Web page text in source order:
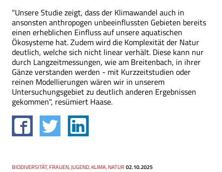
"Unsere Studie zeigt, dass der Klimawandel auch in
ansonsten anthropogen unbeeinflussten Gebieten bereits
einen erheblichen Einfluss auf unsere aquatischen
Ökosysteme hat. Zudem wird die Komplexität der Natur
deutlich, welche sich nicht linear verhält. Diese kann nur
durch Langzeitmessungen, wie am Breitenbach, in ihrer
Gänze verstanden werden - mit Kurzzeitstudien oder
reinen Modellierungen wären wir in unserem
Untersuchungsgebiet zu deutlich anderen Ergebnissen
gekommen", resümiert Haase.
Thema
BIODIVERSITÄT, FRAUEN, JUGEND, KLIMA, NATUR
Datum 02.10.2025